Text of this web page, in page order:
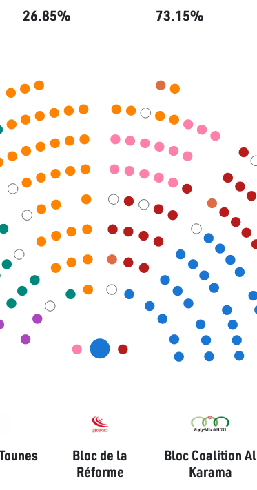
26.85% 73.15%
Bloc de la
Réforme
Bloc Coalition Al
Karama